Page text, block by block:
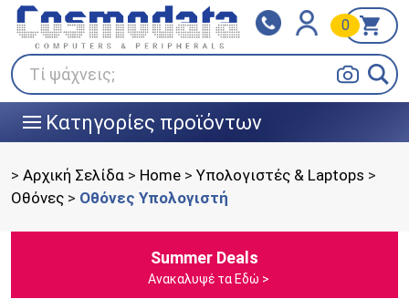
Τί ψάχνεις;
0
||| Κατηγορίες προϊόντων
Klarna
Πληρώστε σε 3
άτοκες δόσεις
BOX NOW
> Αρχική Σελίδα > Home > Υπολογιστές & Laptops >
Οθόνες > Οθόνες Υπολογιστή
Summer Deals
Ανακαλυψέ τα Εδώ >